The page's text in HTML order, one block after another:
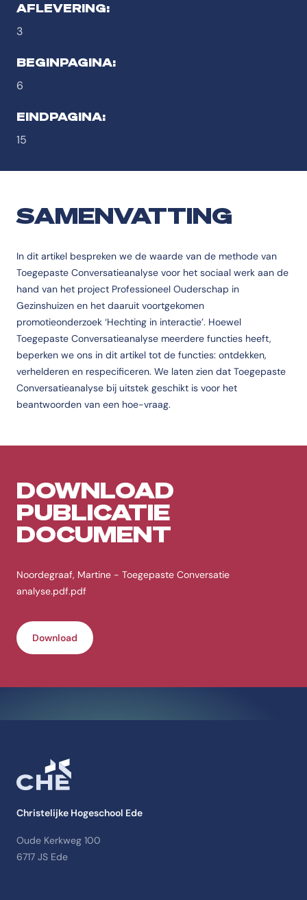
AFLEVERING:
3
BEGINPAGINA:
6
EINDPAGINA:
15
SAMENVATTING
In dit artikel bespreken we de waarde van de methode van
Toegepaste Conversatieanalyse voor het sociaal werk aan de
hand van het project Professioneel Ouderschap in
Gezinshuizen en het daaruit voortgekomen
promotieonderzoek ‘Hechting in interactie’. Hoewel
Toegepaste Conversatieanalyse meerdere functies heeft,
beperken we ons in dit artikel tot de functies: ontdekken,
verhelderen en respecificeren. We laten zien dat Toegepaste
Conversatieanalyse bij uitstek geschikt is voor het
beantwoorden van een hoe-vraag.
DOWNLOAD
PUBLICATIE
DOCUMENT
Noordegraaf, Martine - Toegepaste Conversatie
analyse.pdf.pdf
Download
Christelijke Hogeschool Ede
Oude Kerkweg 100
6717 JS Ede